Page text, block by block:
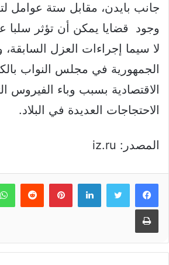
جانب بايدن، مقابل ستة عوامل
وجود قضايا يمكن أن تؤثر
لا سيما إجراءات العزل السابقة،
الجمهورية في مجلس النواب
الاقتصادية بسبب وباء الفيروس
الاحتجاجات العديدة في البلاد.
المصدر: iz.ru
لينكدإنبينتيريست
طباعة